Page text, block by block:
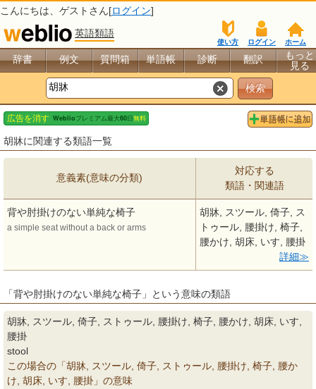
こんにちは、 ゲスト さん[ログイン]
英語類語
ホーム
ログイン
使い方
辞書 例文 質問箱 単語帳 診断 翻訳
もっと
見る
胡牀に関連する類語一覧
意義素(意味の分類)
対応する
類語・関連語
背や肘掛けのない単純な椅子
a simple seat without a back or arms
胡牀, スツール, 倚子, ス
トゥール, 腰掛け, 椅子,
腰かけ, 胡床, いす, 腰掛
詳細
「背や肘掛けのない単純な椅子」という意味の類語
胡牀, スツール, 倚子, ストゥール, 腰掛け, 椅子, 腰かけ, 胡床, いす,
腰掛
stool
この場合の「胡牀, スツール, 倚子, ストゥール, 腰掛け, 椅子, 腰か
け, 胡床, いす, 腰掛」の意味